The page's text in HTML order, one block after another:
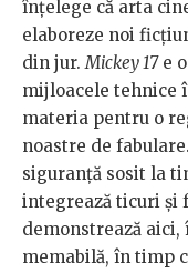
înțelege că arta
elaboreze noi
din jur.Mickey 17e
mijloacele tehnice
materia pentru o
noastre de
siguranță sosit la
integrează ticuri și
demonstrează
memabilă, în timp